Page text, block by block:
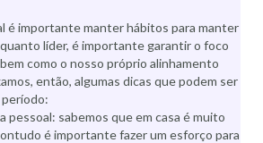
é importante manter hábitos para manter
líder, é importante garantir o foco
como o nosso próprio alinhamento
então, algumas dicas que podem ser
pessoal: sabemos que em casa é muito
é importante fazer um esforço para